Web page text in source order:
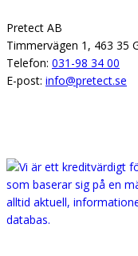
Pretect AB
Timmervägen 1, 463 35
Telefon: 031-98 34 00
E-post: info@pretect.se